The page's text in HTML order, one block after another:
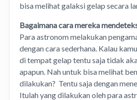
bisa melihat galaksi gelap secara
Bagaimana cara mereka
Para astronom melakukan
dengan cara sederhana. Kalau
di tempat gelap tentu saja tidak
apapun. Nah untuk bisa melihat
dilakukan? Tentu saja dengan
Itulah yang dilakukan oleh para